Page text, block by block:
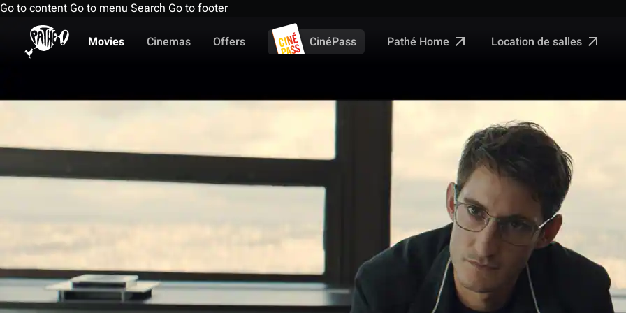
Go to content Go to menu Search Go to footer
Movies
Cinemas Offers CinéPass Pathé Home Location de salles